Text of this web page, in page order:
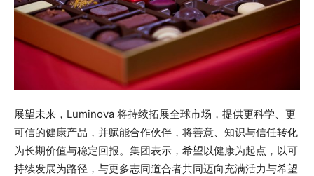
展望未来，Luminova 将持续拓展全球市场，提供更科学、更
可信的健康产品，并赋能合作伙伴，将善意、知识与信任转化
为长期价值与稳定回报。集团表示，希望以健康为起点，以可
持续发展为路径，与更多志同道合者共同迈向充满活力与希望